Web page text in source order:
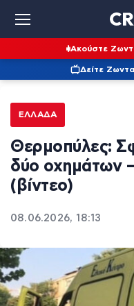
Ακούστε
Δείτε
ΕΛΛΆΔΑ
Θερμοπύλες:
δύο οχημάτων
(βίντεο)
08.06.2026, 18:13